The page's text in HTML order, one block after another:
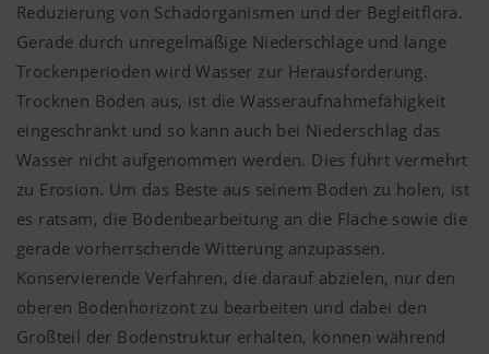
Reduzierung von Schadorganismen und der Begleitflora.
Gerade durch unregelmäßige Niederschläge und lange
Trockenperioden wird Wasser zur Herausforderung.
Trocknen Böden aus, ist die Wasseraufnahmefähigkeit
eingeschränkt und so kann auch bei Niederschlag das
Wasser nicht aufgenommen werden. Dies führt vermehrt
zu Erosion. Um das Beste aus seinem Boden zu holen, ist
es ratsam, die Bodenbearbeitung an die Fläche sowie die
gerade vorherrschende Witterung anzupassen.
Konservierende Verfahren, die darauf abzielen, nur den
oberen Bodenhorizont zu bearbeiten und dabei den
Großteil der Bodenstruktur erhalten, können während